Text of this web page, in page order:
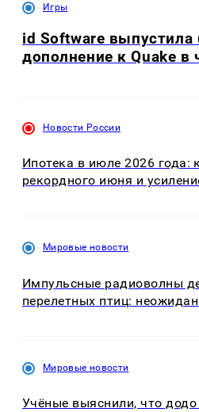
Игры
id Software выпустила
дополнение к Quake в
Новости России
Ипотека в июле 2026 года:
рекордного июня и
Мировые новости
Импульсные радиоволны
перелетных птиц:
Мировые новости
Учёные выяснили, что